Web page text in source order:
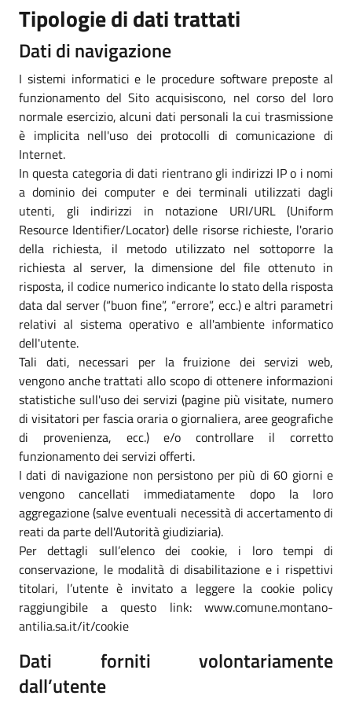
Tipologie di dati trattati
Dati di navigazione
I sistemi informatici e le procedure software preposte al
funzionamento del Sito acquisiscono, nel corso del loro
normale esercizio, alcuni dati personali la cui trasmissione
è implicita nell'uso dei protocolli di comunicazione di
Internet.
In questa categoria di dati rientrano gli indirizzi IP o i nomi
a dominio dei computer e dei terminali utilizzati dagli
utenti, gli indirizzi in notazione URI/URL (Uniform
Resource Identifier/Locator) delle risorse richieste, l'orario
della richiesta, il metodo utilizzato nel sottoporre la
richiesta al server, la dimensione del file ottenuto in
risposta, il codice numerico indicante lo stato della risposta
data dal server (“buon fine”, “errore”, ecc.) e altri parametri
relativi al sistema operativo e all'ambiente informatico
dell'utente.
Tali dati, necessari per la fruizione dei servizi web,
vengono anche trattati allo scopo di ottenere informazioni
statistiche sull'uso dei servizi (pagine più visitate, numero
di visitatori per fascia oraria o giornaliera, aree geografiche
di provenienza, ecc.) e/o controllare il corretto
funzionamento dei servizi offerti.
I dati di navigazione non persistono per più di 60 giorni e
vengono cancellati immediatamente dopo la loro
aggregazione (salve eventuali necessità di accertamento di
reati da parte dell'Autorità giudiziaria).
Per dettagli sull’elenco dei cookie, i loro tempi di
conservazione, le modalità di disabilitazione e i rispettivi
titolari, l’utente è invitato a leggere la cookie policy
raggiungibile a questo link: www.comune.montano-
antilia.sa.it/it/cookie
Dati forniti volontariamente
dall’utente